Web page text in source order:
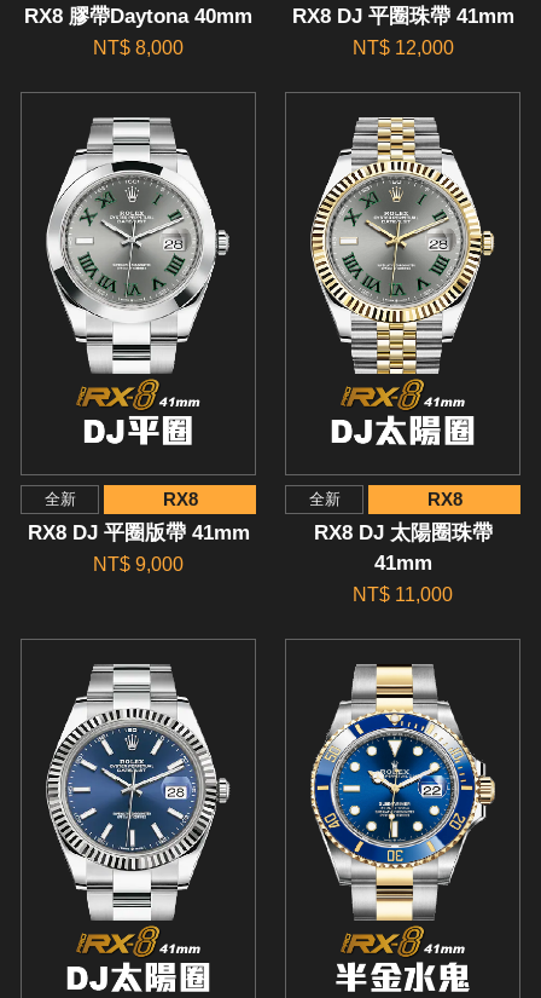
RX8 膠帶Daytona 40mm
NT$ 8,000
RX8 DJ 平圈珠帶 41mm
NT$ 12,000
全新 RX8
RX8 DJ 平圈版帶 41mm
NT$ 9,000
全新 RX8
RX8 DJ 太陽圈珠帶
41mm
NT$ 11,000